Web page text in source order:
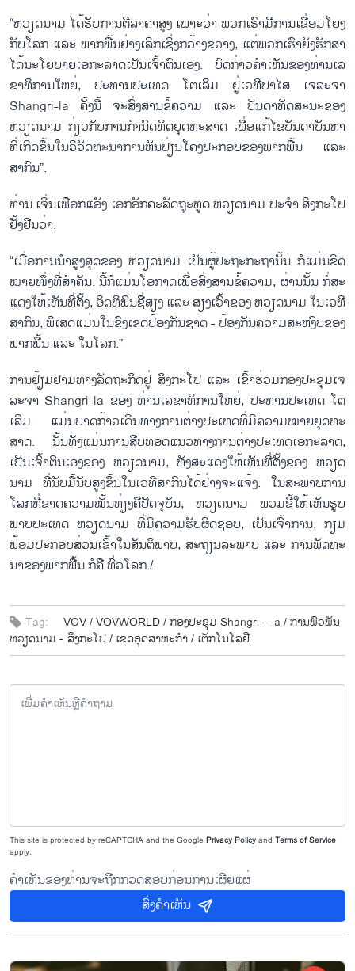
“ຫວຽດ​ນາມ ໄດ້​ຮັບ​ການ​ຕີ​ລາ​ຄາ​ສູງ ເພາະ​ວ່າ ພວກ​ເຮົາ​ມີ​ການ​ເຊື່ອມ​ໂຍງ​
ກັບ​ໂລກ ແລະ ພາກ​ພື້ນ​ຢ່າງ​ເລິກ​ເຊິ່ງກວ້າງ​ຂວາງ, ແຕ່​ພວກ​ເຮົາ​ຍັງ​ຮັກ​ສາ​
ໄດ້​ນະ​ໂຍ​ບາຍ​ເອ​ກະ​ລາດ​ເປັນ​ເຈົ້າ​ຕົນ​ເອງ. ​ບົດ​ກ່າວ​ຄຳ​ເຫັນ​ຂອງ​ທ່ານ​ເລ​
ຂາ​ທິ​ການ​ໃຫຍ່, ປະ​ທານ​ປະ​ເທດ ໂຕ​ເລິມ ຢູ່​ເວ​ທີ​ປ​າ​ໄສ ເຈ​ລະ​ຈາ
Shangri-la ຄັ້ງ​ນີ້ ຈະ​ສົ່ງ​ສານ​ຂໍ້​ຄວາມ ແລະ ບັນ​ດາ​ທັດ​ສະ​ນະ​ຂອງ
ຫວຽດ​ນາມ ກ່ຽວ​ກັບ​ການກຳ​ນົດ​ທິດ​ຍຸດ​ທະ​ສາດ ເພື່ອ​ແກ້​ໄຂ​ບັນ​ດາ​ບັນ​ຫາ​
ທີ່​ເກີດ​ຂຶ້ນ​ໃນ​ວິ​ວັດ​ທະ​ນາ​ການ​ຫັນ​ປ່ຽນ​ໂຄງ​ປະ​ກອບ​ຂອງ​ພາກ​ພື້ນ ແລະ
ສາ​ກົນ”.
ທ່ານ ເຈິ່ນ​ເຟືອກ​ແອັງ ເອກ​ອັກ​ຄະ​ລັດ​ຖຸ​ະ​ທູດ ຫວຽດ​ນາມ ປະ​ຈຳ ສິງ​ກະ​ໂປ
ຢັ້ງ​ຢືນ​ວ່າ:
“ເມື່ອ​ການ​ນຳ​ສູງ​ສຸດ​ຂອງ ຫວຽດ​ນາມ ເປັນ​ຜູ້​ປະ​ຖະ​ກະ​ຖາ​ນັ້ນ ກໍ​ແມ່ນ​ຂີດ​
ໝາຍ​ໜຶ່ງ​ທີ່​ສຳ​ຄັນ. ນີ້​ກໍ​ແມ່ນ​ໂອ​ກາ​ດ​ເພື່ອ​ສົ່ງ​ສານ​ຂໍ້​ຄວາມ, ຜ່ານ​ນັ້ນ ​ກໍ່ສະ​
ແດງ​ໃຫ້​ເຫັນ​ທີ່​ຕັ້ງ, ອິດ​ທິ​ພົນ​ຊື່​ສຽງ ແລະ ສຽງ​ເວົ້າ​ຂ​ອງ ຫວຽດ​ນາມ ໃນ​ເວ​ທີ​
ສາ​ກົນ, ພິ​ເສດ​ແມ່ນ​ໃນ​ຂ​ົງ​ເຂດ​ປ້ອງ​ກັນ​ຊາດ - ປ້ອງ​ກັນ​ຄວາມ​ສະ​ຫງົບ​ຂອງ​
ພາກ​ພື້ນ ແລະ​ ໃນ​ໂລກ.”
ການ​ຢ້ຽມ​ຢາມ​ທາງ​ລັດ​ຖະ​ກິດ​ຢູ່ ສິງ​ກະ​ໂປ ແລະ ເຂົ້າ​ຮ່ວມ​ກອງ​ປະ​ຊຸມ​ເຈ​
ລະ​ຈາ Shangri-la ຂອງ ທ່ານ​ເລ​ຂາ​ທິ​ການ​ໃຫຍ່, ປະ​ທານ​ປະ​ເທດ ໂຕ​
ເລິມ ແມ່ນ​ບາດ​ກ້າວ​ເດີນ​ທາງ​ການ​ຕ່າງ​ປະ​ເທດ​ທີ່​ມີ​ຄວາມ​ໝາຍ​ຍຸດ​ທະ​
ສາດ. ນັ້​ນ​ທັງ​ແມ່ນ​ການ​ສືບ​ທອດ​ແນວ​ທາງ​ການ​ຕ່າງ​ປະ​ເທດ​ເອ​ກະ​ລາດ,
ເປັນ​ເຈົ້າ​ຕົນ​ເອງ​ຂອງ ຫວຽດ​ນາມ, ທັງ​ສະ​ແດງ​ໃຫ້​ເຫັນ​ທີ່​ຕັ້ງ​ຂອງ ຫວຽດ​
ນາມ ​ທີ່​ນັບ​ມື້​ນັບ​ສູງ​ຂຶ້ນໃນ​ເວ​ທີ​ສາ​ກົນ​ໄດ້​ຢ່າງ​ຈະ​ແຈ້ງ. ໃນ​ສະ​ພາບ​ການ​
ໂລກ​ທີ່​ຂາດຄວາມ​ໝັ້ນ​ທ່ຽງ​ຄື​ປັດ​ຈຸ​ບັນ, ຫວຽດ​ນາມ ພວມ​ຊີ້​ໃຫ້​ເຫັນ​ຮູບ​
ພາບ​ປະ​ເທດ ຫວຽດ​ນາມ ທີ່​ມີ​ຄວາມ​ຮັບ​ຜິດ​ຊອບ, ເປັນ​ເຈົ້າ​ການ, ກຽມ​
ພ້ອມ​ປະ​ກອບ​ສ່ວນ​ເຂົ້າ​ໃນ​ສັນ​ຕິ​ພາບ, ສະ​ຖຽນ​ລະ​ພາບ ແລະ ການ​ພັ​ດ​ທະ​
ນາ​ຂອງ​ພາກ​ພື້ນ ກໍ​ຄື ທົ່ວ​ໂລກ./.
Tag: VOV /VOVWORLD /ກອງ​ປະ​ຊຸມ​ Shangri – la /ການ​ພົວ​ພັນ
ຫວຽດ​ນາມ - ສິງ​ກະ​ໂປ / ເຂດ​ອຸດ​ສາ​ຫະ​ກຳ / ເຕັກ​ໂນ​ໂລ​ຢີ
This site is protected by reCAPTCHA and the Google Privacy Policyand Terms of Service
apply.
ຄຳເຫັນຂອງທ່ານຈະຖືກກວດສອບກ່ອນການເຜີຍແຜ່
ສົ່ງຄຳເຫັນ